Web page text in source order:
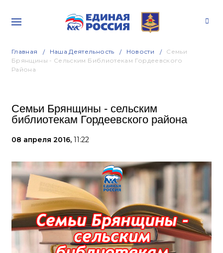
Главная Наша Деятельность Новости
Семьи
Брянщины - Сельским Библиотекам Гордеевского
Района
Семьи Брянщины - сельским
библиотекам Гордеевского района
08 апреля 2016, 11:22